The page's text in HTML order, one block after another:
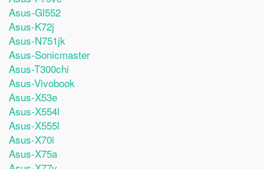
Asus-Gl552
Asus-K72j
Asus-N751jk
Asus-Sonicmaster
Asus-T300chi
Asus-Vivobook
Asus-X53e
Asus-X554l
Asus-X555l
Asus-X70i
Asus-X75a